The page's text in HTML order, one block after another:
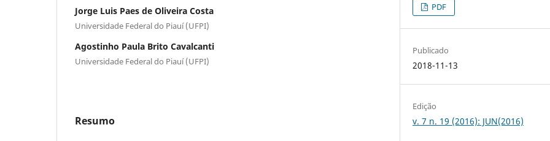
Jorge Luis Paes de Oliveira Costa
Universidade Federal do Piauí (UFPI)
Agostinho Paula Brito Cavalcanti
Universidade Federal do Piauí (UFPI)
Resumo
PDF
Publicado
2018-11-13
Edição
v. 7 n. 19 (2016): JUN(2016)